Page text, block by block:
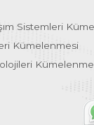
Sistemleri
Kümelenmesi